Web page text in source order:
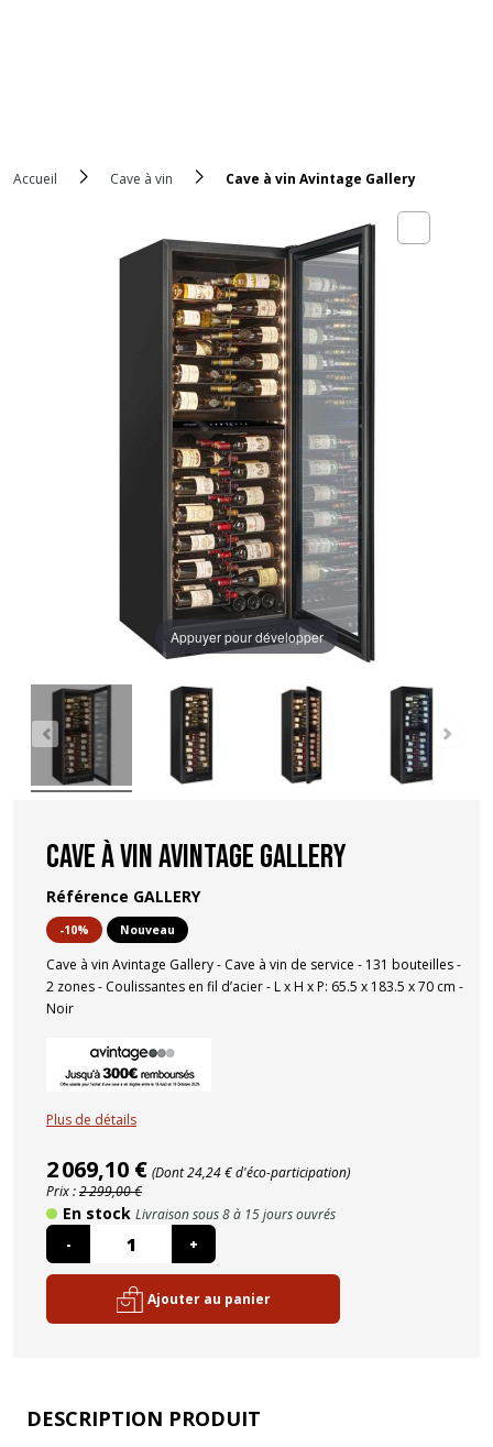
Accueil Cave à vin Cave à vin Avintage Gallery
Appuyer pour développer
Cave à vin Avintage Gallery
Référence GALLERY
-10% Nouveau
Cave à vin Avintage Gallery - Cave à vin de service - 131 bouteilles -
2 zones - Coulissantes en fil d’acier - L x H x P: 65.5 x 183.5 x 70 cm -
Noir
Plus de détails
2 069,10 € (Dont 24,24 € d'éco-participation)
Prix :2 299,00 €
En stock Livraison sous 8 à 15 jours ouvrés
-
+
Ajouter au panier
DESCRIPTION PRODUIT